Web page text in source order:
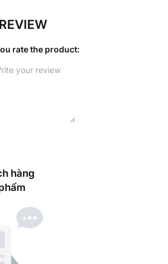
rate the product:
hàng